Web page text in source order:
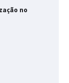
no